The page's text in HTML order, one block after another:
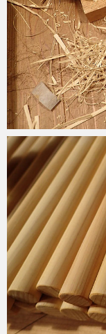
2021-06-01